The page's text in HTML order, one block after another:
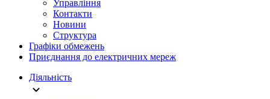
Управління
Контакти
Новини
Структура
Графіки обмежень
Приєднання до електричних мереж
Діяльність